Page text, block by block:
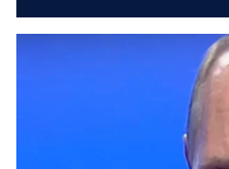
23 червня, 13:18